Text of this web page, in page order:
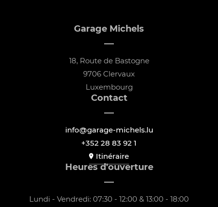
Garage Michels
18, Route de Bastogne
9706 Clervaux
Luxembourg
Contact
info@garage-michels.lu
+352 28 83 92 1
Itinéraire
Heures d'ouverture
Lundi - Vendredi: 07:30 - 12:00 & 13:00 - 18:00